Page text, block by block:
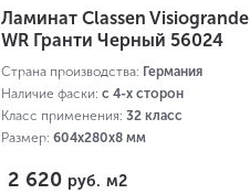
Ламинат Classen Visiogrande
WR Гранти Черный 56024
Страна производства: Германия
Наличие фаски: с 4-х сторон
Класс применения: 32 класс
Размер: 604х280х8 мм
2 620 руб. м2